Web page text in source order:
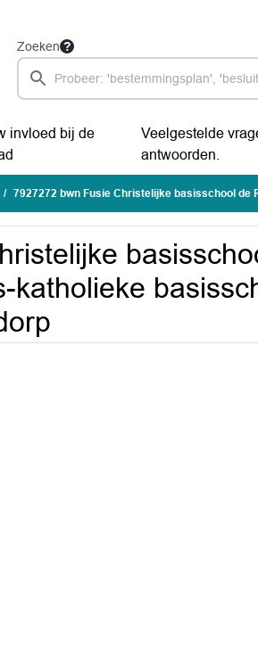
Zoeken
invloed bij de
Veelgestelde
antwoorden.
7927272 bwn Fusie Christelijke basisschool de Regenboog en Rooms-katholieke
katholieke